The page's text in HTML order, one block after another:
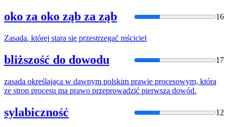
oko za oko ząb za ząb 16
Zasada, której stara się przestrzegać mściciel
bliższość do dowodu 17
zasada określająca w dawnym polskim prawie procesowym, która
ze stron procesu ma prawo przeprowadzić pierwsza dowód.
sylabiczność 12